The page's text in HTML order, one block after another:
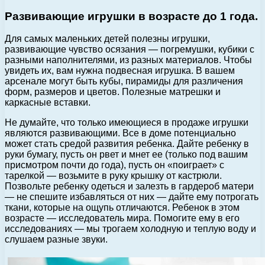
Развивающие игрушки в возрасте до 1 года.
Для самых маленьких детей полезны игрушки,
развивающие чувство осязания — погремушки, кубики с
разными наполнителями, из разных материалов. Чтобы
увидеть их, вам нужна подвесная игрушка. В вашем
арсенале могут быть кубы, пирамиды для различения
форм, размеров и цветов. Полезные матрешки и
каркасные вставки.
Не думайте, что только имеющиеся в продаже игрушки
являются развивающими. Все в доме потенциально
может стать средой развития ребенка. Дайте ребенку в
руки бумагу, пусть он рвет и мнет ее (только под вашим
присмотром почти до года), пусть он «поиграет» с
тарелкой — возьмите в руку крышку от кастрюли.
Позвольте ребенку одеться и залезть в гардероб матери
— не спешите избавляться от них — дайте ему потрогать
ткани, которые на ощупь отличаются. Ребенок в этом
возрасте — исследователь мира. Помогите ему в его
исследованиях — мы трогаем холодную и теплую воду и
слушаем разные звуки.